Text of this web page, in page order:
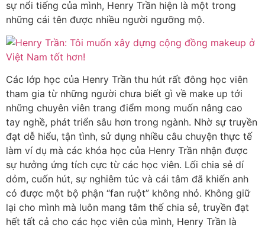
sự nổi tiếng của mình, Henry Trần hiện là một trong
những cái tên được nhiều người ngưỡng mộ.
Các lớp học của Henry Trần thu hút rất đông học viên
tham gia từ những người chưa biết gì về make up tới
những chuyên viên trang điểm mong muốn nâng cao
tay nghề, phát triển sâu hơn trong ngành. Nhờ sự truyền
đạt dễ hiểu, tận tình, sử dụng nhiều câu chuyện thực tế
làm ví dụ mà các khóa học của Henry Trần nhận được
sự hưởng ứng tích cực từ các học viên. Lối chia sẻ dí
dỏm, cuốn hút, sự nghiêm túc và cái tâm đã khiến anh
có được một bộ phận “fan ruột” không nhỏ. Không giữ
lại cho mình mà luôn mang tâm thế chia sẻ, truyền đạt
hết tất cả cho các học viên của mình, Henry Trần là